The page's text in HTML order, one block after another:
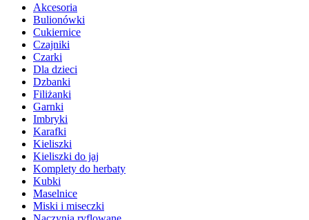
Akcesoria
Bulionówki
Cukiernice
Czajniki
Czarki
Dla dzieci
Dzbanki
Filiżanki
Garnki
Imbryki
Karafki
Kieliszki
Kieliszki do jaj
Komplety do herbaty
Kubki
Maselnice
Miski i miseczki